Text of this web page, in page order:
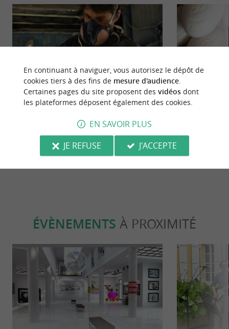
Des planches de surf 100% « Made in
Charente-Maritime » : dans les
coulisses de l’atelier du shaper de Z-
1,1 km - La Couarde-sur-Mer
Sportive
ÉVÈNEMENTS À PROXIMITÉ
En continuant à naviguer, vous autorisez le dépôt de
cookies tiers à des fins de mesure d'audience.
Certaines pages du site proposent des vidéosdont
les plateformes déposent également des cookies.
EN SAVOIR PLUS
JE REFUSE
J'ACCEPTE